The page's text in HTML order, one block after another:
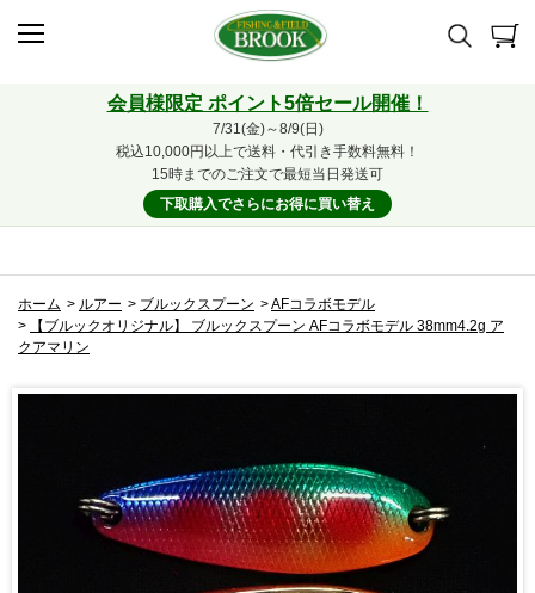
会員様限定 ポイント5倍セール開催！
7/31(金)～8/9(日)
税込10,000円以上で送料・代引き手数料無料！
15時までのご注文で最短当日発送可
下取購入でさらにお得に買い替え
ホーム > ルアー > ブルックスプーン >AFコラボモデル
>
【ブルックオリジナル】 ブルックスプーン AFコラボモデル 38mm4.2g ア
クアマリン